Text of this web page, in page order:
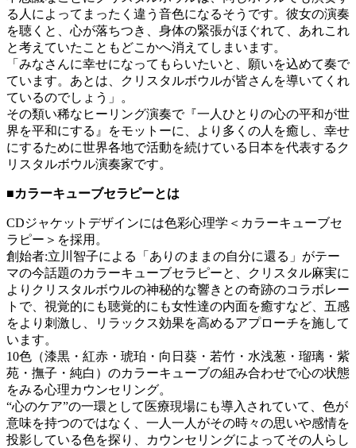
る人によってまったく違う音色になるそうです。彼女の演奏
を聴くと、心が落ちつき、身体の緊張がほぐれて、あれこれ
と考えていたこともどこかへ消えてしまいます。
「みなさんに幸せになってもらいたいと、願いを込めて奏で
ています。あとは、クリスタルボウルが皆さんを導いてくれ
ているのでしょう」。
その類い稀なヒーリング演奏で『一人ひとりの心の平和が世
界を平和にする』をモットーに、より多くの人を癒し、幸せ
にするために世界各地で活動を続けている日本を代表するク
リスタルボウル演奏家です。
■カラーキューブセラピーとは
CDジャケットデザインには色彩心理学＜カラーキューブセ
ラピー＞を採用。
創始者:立川智子による「ありのままの自分に還る」がテー
マの今話題のカラーキューブセラピーと、クリスタル麻実に
よりクリスタルボウルの神秘的な響きとの奇跡のコラボレー
トで、視覚的にも聴覚的にも女性達の内面を癒すなど、五感
をより刺激し、リラックス効果を高めるアプローチを施して
います。
10色（漆黒・紅赤・琥珀・向日葵・若竹・水浅葱・瑠璃・紫
苑・撫子・純白）のカラーキューブの組み合わせで心の状態
をみる心理カウンセリング。
“心のケア”の一環として医療現場にも導入されていて、色が
意味を持つのではなく、一人一人がその時々の思いや感情を
投影している色を探り、カウンセリングによってその人らし